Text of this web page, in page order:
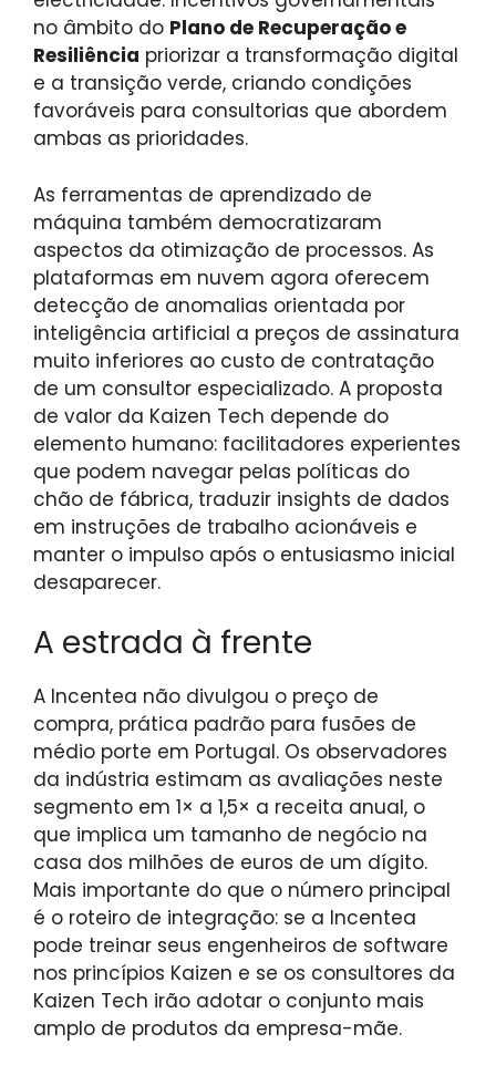
no âmbito do Plano de Recuperação e
Resiliência priorizar a transformação digital
e a transição verde, criando condições
favoráveis ​​para consultorias que abordem
ambas as prioridades.
As ferramentas de aprendizado de
máquina também democratizaram
aspectos da otimização de processos. As
plataformas em nuvem agora oferecem
detecção de anomalias orientada por
inteligência artificial a preços de assinatura
muito inferiores ao custo de contratação
de um consultor especializado. A proposta
de valor da Kaizen Tech depende do
elemento humano: facilitadores experientes
que podem navegar pelas políticas do
chão de fábrica, traduzir insights de dados
em instruções de trabalho acionáveis ​​e
manter o impulso após o entusiasmo inicial
desaparecer.
A estrada à frente
A Incentea não divulgou o preço de
compra, prática padrão para fusões de
médio porte em Portugal. Os observadores
da indústria estimam as avaliações neste
segmento em 1× a 1,5× a receita anual, o
que implica um tamanho de negócio na
casa dos milhões de euros de um dígito.
Mais importante do que o número principal
é o roteiro de integração: se a Incentea
pode treinar seus engenheiros de software
nos princípios Kaizen e se os consultores da
Kaizen Tech irão adotar o conjunto mais
amplo de produtos da empresa-mãe.